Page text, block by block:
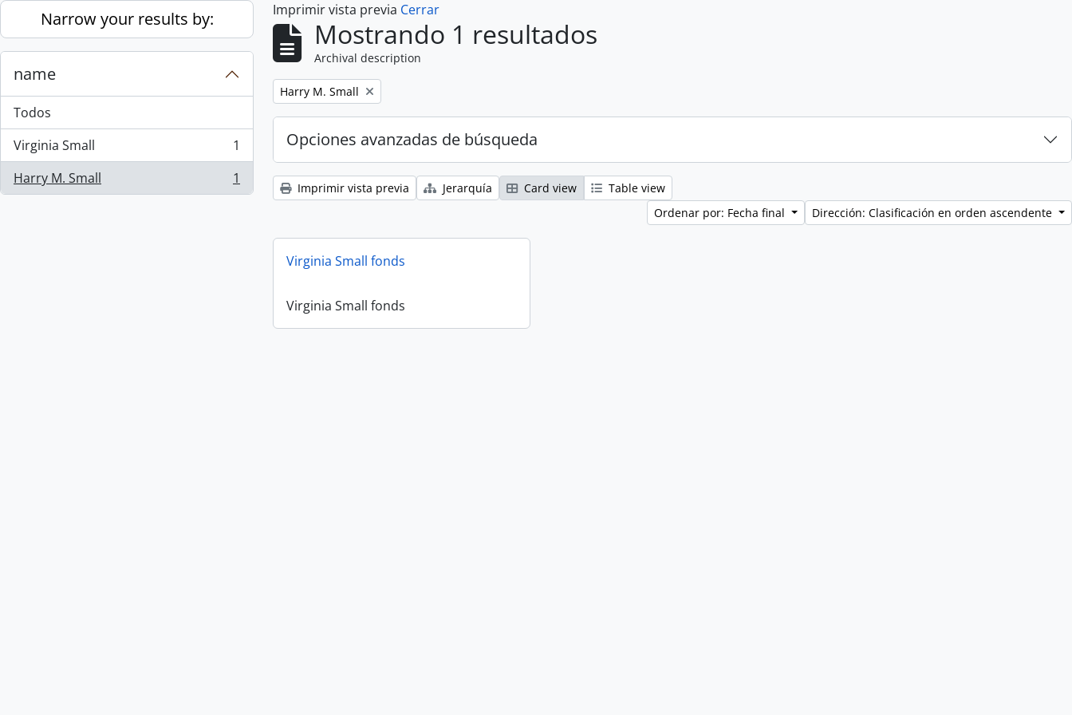
Skip to main content
Narrow your results by:
name
Todos
Virginia Small
, 1 resultados
1
Harry M. Small
, 1 resultados 1
Imprimir vista previa Cerrar
Mostrando 1 resultados
Archival description
Remove filter:
Harry M. Small
Opciones avanzadas de búsqueda
Imprimir vista previa Jerarquía Card view
Table view
Ordenar por: Fecha final
Dirección: Clasificación en orden ascendente
Virginia Small fonds
Virginia Small fonds